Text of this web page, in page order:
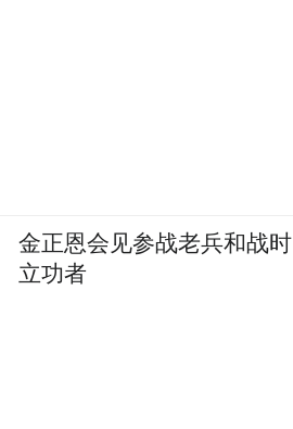
金正恩会见参战老兵和战时
立功者